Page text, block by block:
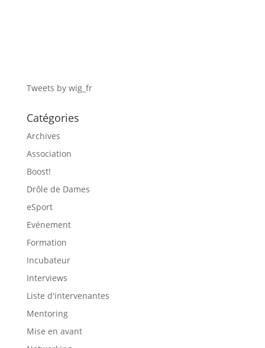
Tweets by wig_fr
Catégories
Archives
Association
Boost!
Drôle de Dames
eSport
Evénement
Formation
Incubateur
Interviews
Liste d'intervenantes
Mentoring
Mise en avant